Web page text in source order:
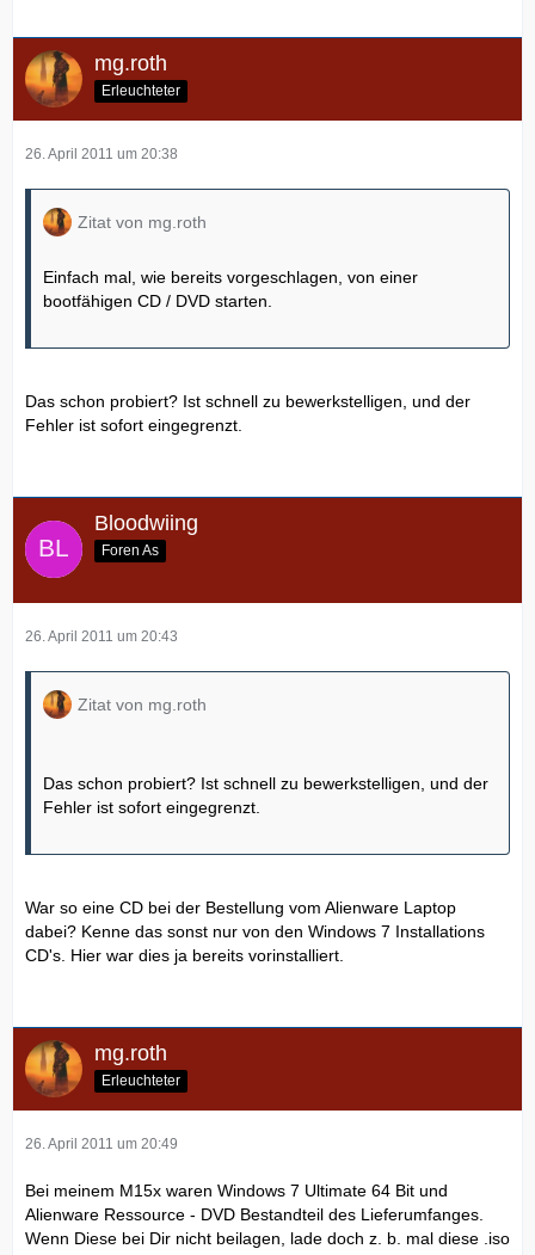
mg.roth
Erleuchteter
26. April 2011 um 20:38
Zitat von mg.roth
Einfach mal, wie bereits vorgeschlagen, von einer
bootfähigen CD / DVD starten.
Das schon probiert? Ist schnell zu bewerkstelligen, und der
Fehler ist sofort eingegrenzt.
Bloodwiing
Foren As
26. April 2011 um 20:43
Zitat von mg.roth
Das schon probiert? Ist schnell zu bewerkstelligen, und der
Fehler ist sofort eingegrenzt.
War so eine CD bei der Bestellung vom Alienware Laptop
dabei? Kenne das sonst nur von den Windows 7 Installations
CD's. Hier war dies ja bereits vorinstalliert.
mg.roth
Erleuchteter
26. April 2011 um 20:49
Bei meinem M15x waren Windows 7 Ultimate 64 Bit und
Alienware Ressource - DVD Bestandteil des Lieferumfanges.
Wenn Diese bei Dir nicht beilagen, lade doch z. b. mal diese .iso